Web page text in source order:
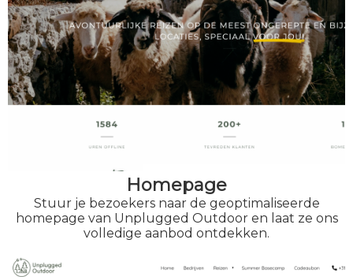
Homepage
Stuur je bezoekers naar de geoptimaliseerde
homepage van Unplugged Outdoor en laat ze ons
volledige aanbod ontdekken.